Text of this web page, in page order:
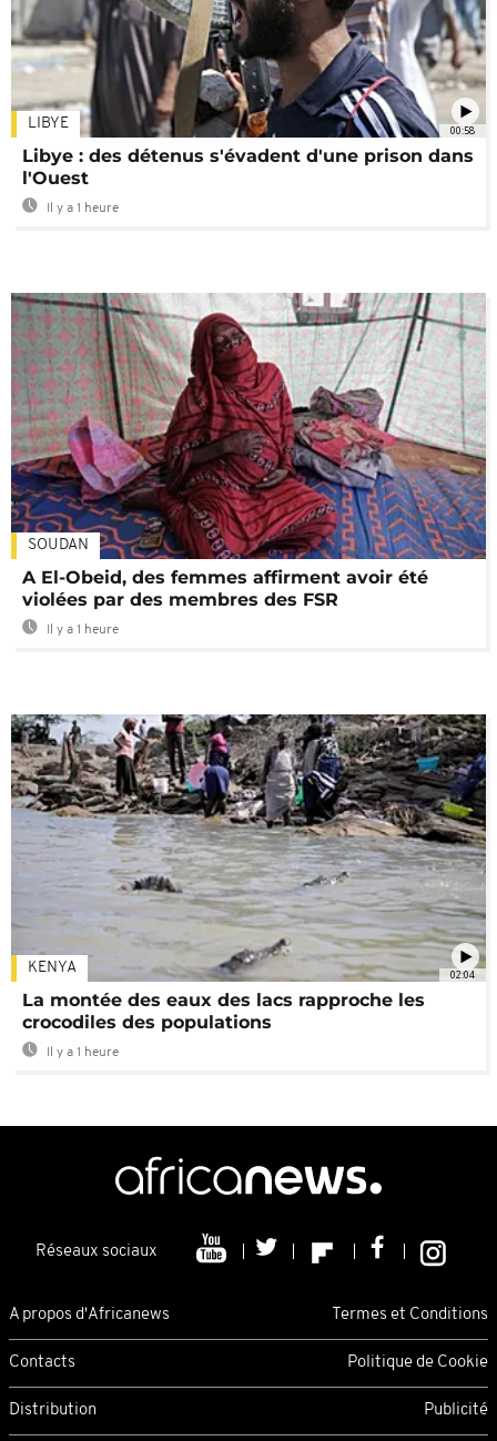
00:58
LIBYE
Libye : des détenus s'évadent d'une prison dans
l'Ouest
Il y a 1 heure
SOUDAN
A El-Obeid, des femmes affirment avoir été
violées par des membres des FSR
Il y a 1 heure
02:04
KENYA
La montée des eaux des lacs rapproche les
crocodiles des populations
Il y a 1 heure
Réseaux sociaux
A propos d'Africanews Termes et Conditions
Contacts Politique de Cookie
Distribution Publicité